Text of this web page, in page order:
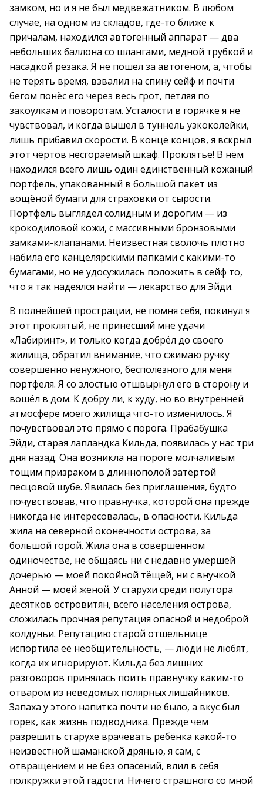
замком, но и я не был медвежатником. В любом
случае, на одном из складов, где-то ближе к
причалам, находился автогенный аппарат — два
небольших баллона со шлангами, медной трубкой и
насадкой резака. Я не пошёл за автогеном, а, чтобы
не терять время, взвалил на спину сейф и почти
бегом понёс его через весь грот, петляя по
закоулкам и поворотам. Усталости в горячке я не
чувствовал, и когда вышел в туннель узкоколейки,
лишь прибавил скорости. В конце концов, я вскрыл
этот чёртов несгораемый шкаф. Проклятье! В нём
находился всего лишь один единственный кожаный
портфель, упакованный в большой пакет из
вощёной бумаги для страховки от сырости.
Портфель выглядел солидным и дорогим — из
крокодиловой кожи, с массивными бронзовыми
замками-клапанами. Неизвестная сволочь плотно
набила его канцелярскими папками с какими-то
бумагами, но не удосужилась положить в сейф то,
что я так надеялся найти — лекарство для Эйди.
В полнейшей прострации, не помня себя, покинул я
этот проклятый, не принёсший мне удачи
«Лабиринт», и только когда добрёл до своего
жилища, обратил внимание, что сжимаю ручку
совершенно ненужного, бесполезного для меня
портфеля. Я со злостью отшвырнул его в сторону и
вошёл в дом. К добру ли, к худу, но во внутренней
атмосфере моего жилища что-то изменилось. Я
почувствовал это прямо с порога. Прабабушка
Эйди, старая лапландка Кильда, появилась у нас три
дня назад. Она возникла на пороге молчаливым
тощим призраком в длиннополой затёртой
песцовой шубе. Явилась без приглашения, будто
почувствовав, что правнучка, которой она прежде
никогда не интересовалась, в опасности. Кильда
жила на северной оконечности острова, за
большой горой. Жила она в совершенном
одиночестве, не общаясь ни с недавно умершей
дочерью — моей покойной тёщей, ни с внучкой
Анной — моей женой. У старухи среди полутора
десятков островитян, всего населения острова,
сложилась прочная репутация опасной и недоброй
колдуньи. Репутацию старой отшельнице
испортила её необщительность, — люди не любят,
когда их игнорируют. Кильда без лишних
разговоров принялась поить правнучку каким-то
отваром из неведомых полярных лишайников.
Запаха у этого напитка почти не было, а вкус был
горек, как жизнь подводника. Прежде чем
разрешить старухе врачевать ребёнка какой-то
неизвестной шаманской дрянью, я сам, с
отвращением и не без опасений, влил в себя
полкружки этой гадости. Ничего страшного со мной